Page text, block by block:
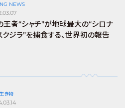
NEWS
王者“シャチ”が地球最大の“シロナ
クジラ”を捕食する、世界初の報告
き物